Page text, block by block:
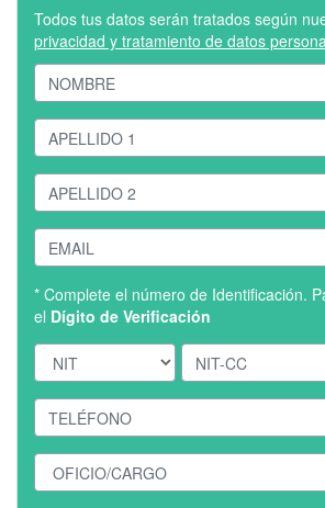
Todos tus datos serán tratados según
privacidad y tratamiento de datos
* Complete el número de Identificación.
el Dígito de Verificación